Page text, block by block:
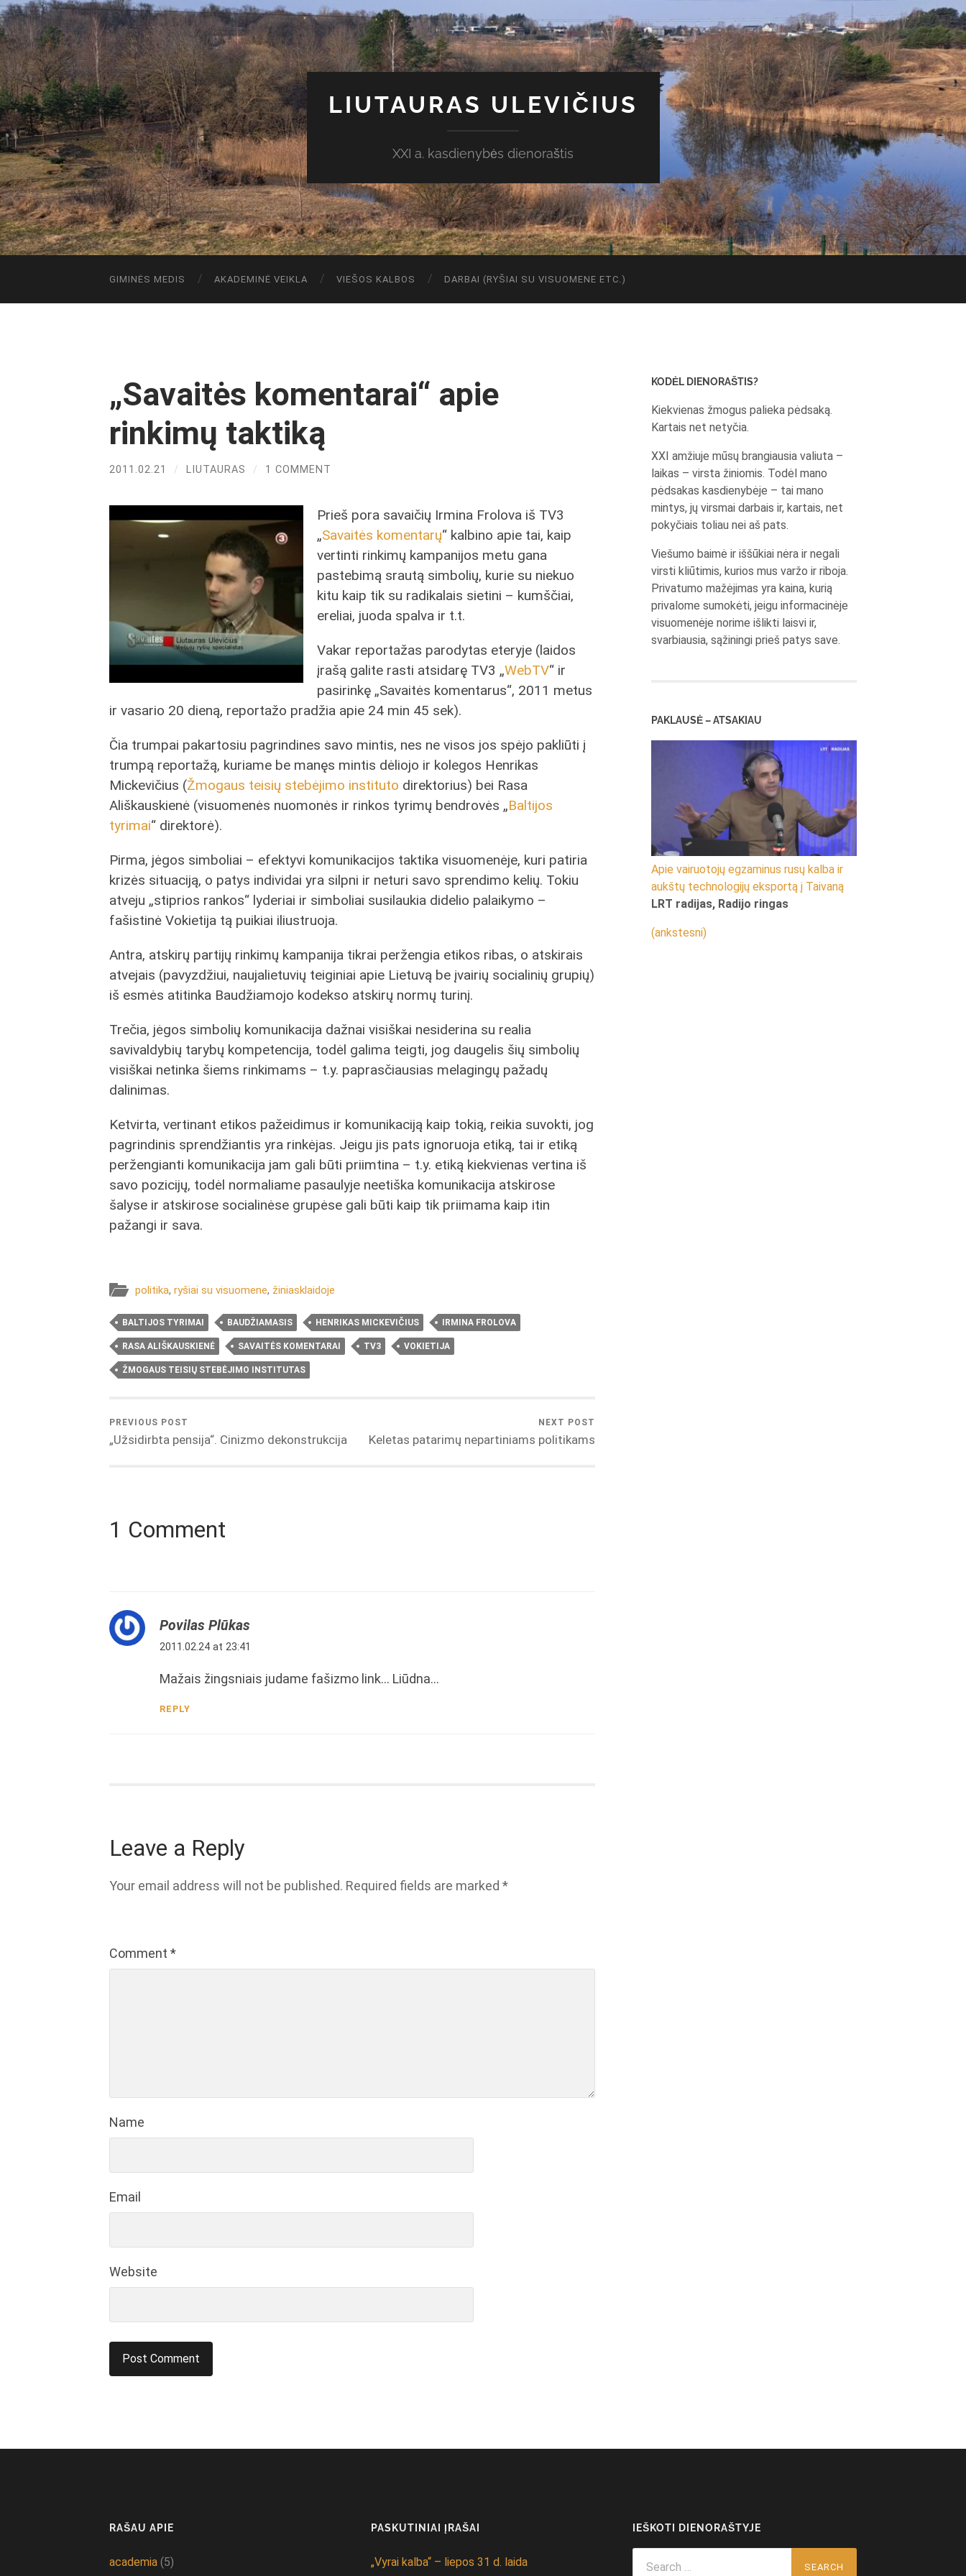
LIUTAURAS ULEVIČIUS
XXI a. kasdienybės dienoraštis
GIMINĖS MEDIS AKADEMINĖ VEIKLA VIEŠOS KALBOS DARBAI (RYŠIAI SU VISUOMENE ETC.)
„Savaitės komentarai“ apie
rinkimų taktiką
2011.02.21 / LIUTAURAS / 1 COMMENT
Prieš pora savaičių Irmina Frolova iš TV3
„Savaitės komentarų“ kalbino apie tai, kaip
vertinti rinkimų kampanijos metu gana
pastebimą srautą simbolių, kurie su niekuo
kitu kaip tik su radikalais sietini – kumščiai,
ereliai, juoda spalva ir t.t.
Vakar reportažas parodytas eteryje (laidos
įrašą galite rasti atsidarę TV3 „WebTV“ ir
pasirinkę „Savaitės komentarus“, 2011 metus
ir vasario 20 dieną, reportažo pradžia apie 24 min 45 sek).
Čia trumpai pakartosiu pagrindines savo mintis, nes ne visos jos spėjo pakliūti į
trumpą reportažą, kuriame be manęs mintis dėliojo ir kolegos Henrikas
Mickevičius (Žmogaus teisių stebėjimo instituto direktorius) bei Rasa
Ališkauskienė (visuomenės nuomonės ir rinkos tyrimų bendrovės „Baltijos
tyrimai“ direktorė).
Pirma, jėgos simboliai – efektyvi komunikacijos taktika visuomenėje, kuri patiria
krizės situaciją, o patys individai yra silpni ir neturi savo sprendimo kelių. Tokiu
atveju „stiprios rankos“ lyderiai ir simboliai susilaukia didelio palaikymo –
fašistinė Vokietija tą puikiai iliustruoja.
Antra, atskirų partijų rinkimų kampanija tikrai peržengia etikos ribas, o atskirais
atvejais (pavyzdžiui, naujalietuvių teiginiai apie Lietuvą be įvairių socialinių grupių)
iš esmės atitinka Baudžiamojo kodekso atskirų normų turinį.
Trečia, jėgos simbolių komunikacija dažnai visiškai nesiderina su realia
savivaldybių tarybų kompetencija, todėl galima teigti, jog daugelis šių simbolių
visiškai netinka šiems rinkimams – t.y. paprasčiausias melagingų pažadų
dalinimas.
Ketvirta, vertinant etikos pažeidimus ir komunikaciją kaip tokią, reikia suvokti, jog
pagrindinis sprendžiantis yra rinkėjas. Jeigu jis pats ignoruoja etiką, tai ir etiką
peržengianti komunikacija jam gali būti priimtina – t.y. etiką kiekvienas vertina iš
savo pozicijų, todėl normaliame pasaulyje neetiška komunikacija atskirose
šalyse ir atskirose socialinėse grupėse gali būti kaip tik priimama kaip itin
pažangi ir sava.
politika, ryšiai su visuomene, žiniasklaidoje
BALTIJOS TYRIMAI BAUDŽIAMASIS HENRIKAS MICKEVIČIUS IRMINA FROLOVA
RASA ALIŠKAUSKIENĖ SAVAITĖS KOMENTARAI TV3 VOKIETIJA
ŽMOGAUS TEISIŲ STEBĖJIMO INSTITUTAS
PREVIOUS POST
„Užsidirbta pensija“. Cinizmo dekonstrukcija
NEXT POST
Keletas patarimų nepartiniams politikams
1 Comment
Povilas Plūkas
2011.02.24 at 23:41
Mažais žingsniais judame fašizmo link… Liūdna…
REPLY
Leave a Reply
Your email address will not be published. Required fields are marked *
Comment *
Name
Email
Website
KODĖL DIENORAŠTIS?
Kiekvienas žmogus palieka pėdsaką.
Kartais net netyčia.
XXI amžiuje mūsų brangiausia valiuta –
laikas – virsta žiniomis. Todėl mano
pėdsakas kasdienybėje – tai mano
mintys, jų virsmai darbais ir, kartais, net
pokyčiais toliau nei aš pats.
Viešumo baimė ir iššūkiai nėra ir negali
virsti kliūtimis, kurios mus varžo ir riboja.
Privatumo mažėjimas yra kaina, kurią
privalome sumokėti, jeigu informacinėje
visuomenėje norime išlikti laisvi ir,
svarbiausia, sąžiningi prieš patys save.
PAKLAUSĖ – ATSAKIAU
Apie vairuotojų egzaminus rusų kalba ir
aukštų technologijų eksportą į Taivaną
LRT radijas, Radijo ringas
(ankstesni)
RAŠAU APIE
academia (5)
PASKUTINIAI ĮRAŠAI
„Vyrai kalba“ – liepos 31 d. laida
IEŠKOTI DIENORAŠTYJE
for: